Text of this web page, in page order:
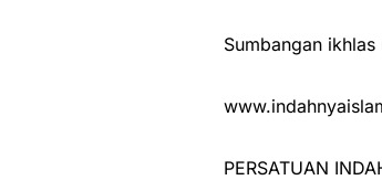
Sumbangan
PERSATUAN